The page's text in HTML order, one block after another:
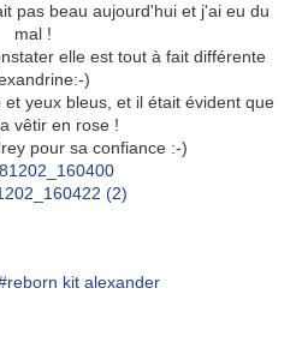
pas beau aujourd'hui et j'ai eu du
mal !
elle est tout à fait différente
)
yeux bleus, et il était évident que
vêtir en rose !
pour sa confiance :-)
kit alexander